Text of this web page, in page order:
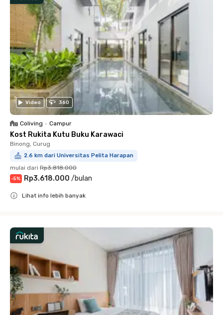
Video 360
Coliving • Campur
Kost Rukita Kutu Buku Karawaci
Binong, Curug
2.6 km dari Universitas Pelita Harapan
mulai dari Rp3.818.000
-5% Rp3.618.000 /bulan
Lihat info lebih banyak